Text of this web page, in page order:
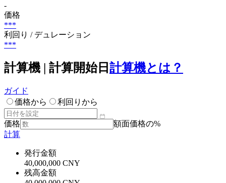
-
価格
***
利回り / デュレーション
***
計算機 | 計算開始日 計算機とは？
ガイド
価格から
利回りから
価格
額面価格の%
計算
発行金額
40,000,000 CNY
残高金額